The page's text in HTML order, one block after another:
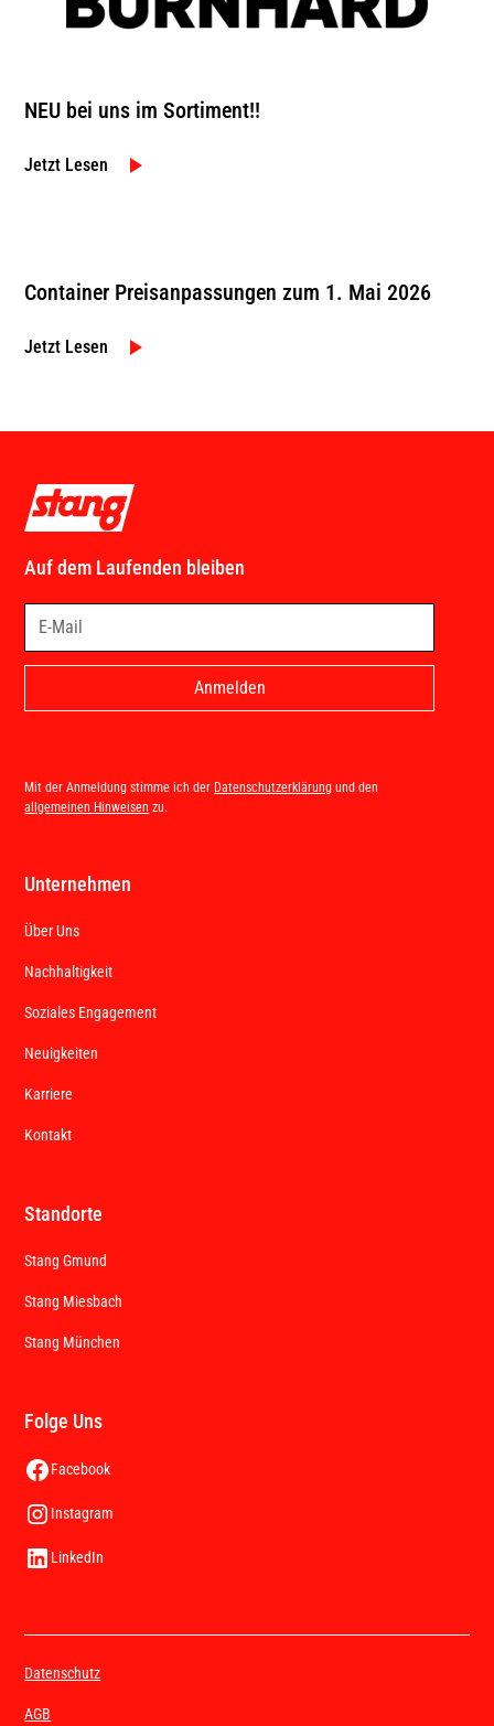
NEU bei uns im Sortiment!!
Jetzt Lesen
Container Preisanpassungen zum 1. Mai 2026
Jetzt Lesen
Auf dem Laufenden bleiben
Mit der Anmeldung stimme ich der Datenschutzerklärung und den
allgemeinen Hinweisen zu.
Unternehmen
Über Uns
Nachhaltigkeit
Soziales Engagement
Neuigkeiten
Karriere
Kontakt
Standorte
Stang Gmund
Stang Miesbach
Stang München
Folge Uns
Facebook
Instagram
LinkedIn
Datenschutz
AGB